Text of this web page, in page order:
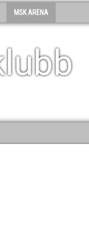
MSK ARENA